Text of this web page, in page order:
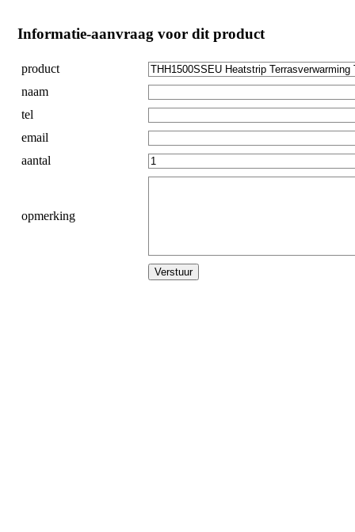
Informatie-aanvraag voor dit product
product
naam
tel
email
aantal
opmerking